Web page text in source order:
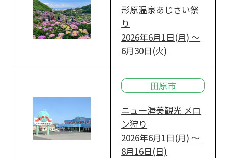
形原温泉あじさい祭
り
2026年6月1日(月) ～
6月30日(火)
田原市
ニュー渥美観光 メロ
ン狩り
2026年6月1日(月) ～
8月16日(日)